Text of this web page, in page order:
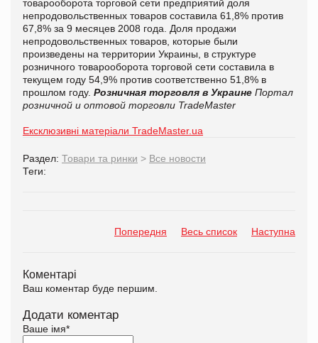
товарооборота торговой сети предприятий доля
непродовольственных товаров составила 61,8% против
67,8% за 9 месяцев 2008 года. Доля продажи
непродовольственных товаров, которые были
произведены на территории Украины, в структуре
розничного товарооборота торговой сети составила в
текущем году 54,9% против соответственно 51,8% в
прошлом году. Розничная торговля в Украине Портал
розничной и оптовой торговли TradeMaster
Ексклюзивні матеріали TradeMaster.ua
Раздел: Товари та ринки > Все новости
Теги:
Попередня Весь список Наступна
Коментарі
Ваш коментар буде першим.
Додати коментар
Ваше імя*